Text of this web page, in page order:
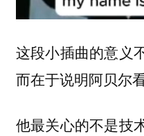
这段小插曲的意义
而在于说明阿贝尔
他最关心的不是技